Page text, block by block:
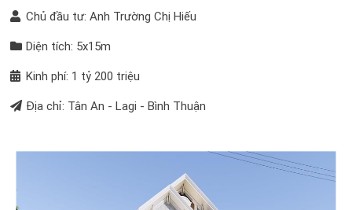
Chủ đầu tư: Anh Trường Chị Hiếu
Diện tích: 5x15m
Kinh phí: 1 tỷ 200 triệu
Địa chỉ: Tân An - Lagi - Bình Thuận